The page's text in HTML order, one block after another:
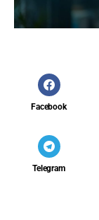
Facebook
Telegram